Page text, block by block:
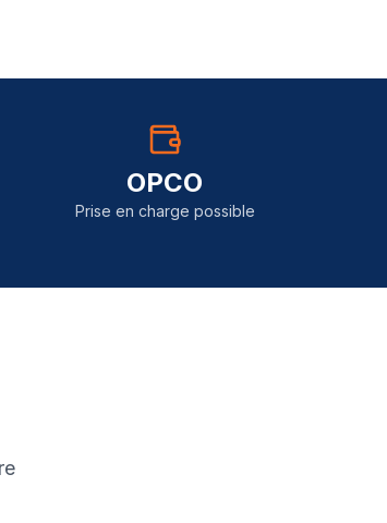
OPCO
Prise en charge possible